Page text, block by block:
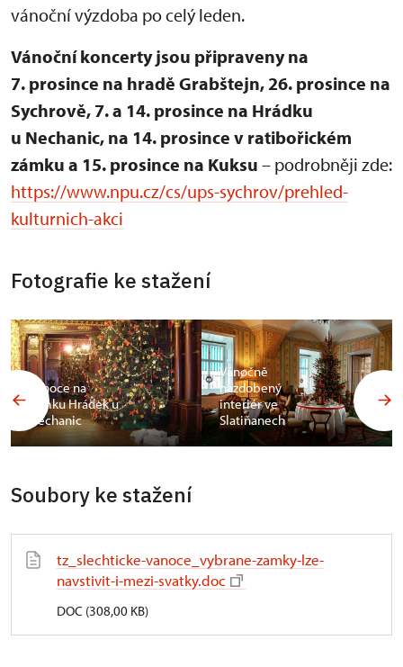
vánoční výzdoba po celý leden.
Vánoční koncerty jsou připraveny na
7. prosince na hradě Grabštejn, 26. prosince na
Sychrově, 7. a 14. prosince na Hrádku
u Nechanic, na 14. prosince v ratibořickém
zámku a 15. prosince na Kuksu – podrobněji zde:
https://www.npu.cz/cs/ups-sychrov/prehled-
kulturnich-akci
Fotografie ke stažení
Vánoce na
zámku Hrádek u
Nechanic
Vánočně
nazdobený
interiér ve
Slatiňanech
Soubory ke stažení
tz_slechticke-vanoce_vybrane-zamky-lze-
navstivit-i-mezi-svatky.doc
DOC (308,00 KB)